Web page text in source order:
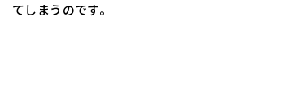
てしまうのです。